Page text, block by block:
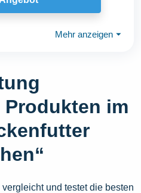
Mehr anzeigen ⏷
Produkten im
und testet die besten